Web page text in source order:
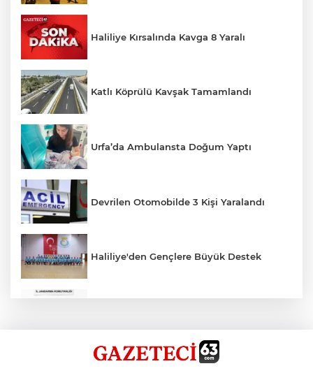
Haliliye Kırsalında Kavga 8 Yaralı
Katlı Köprülü Kavşak Tamamlandı
Urfa’da Ambulansta Doğum Yaptı
Devrilen Otomobilde 3 Kişi Yaralandı
Haliliye'den Gençlere Büyük Destek
Hikmet Başak’tan Ulaşım Çalışması